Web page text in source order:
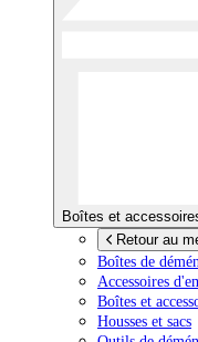
Boîtes et
Retour au
Boîtes de
Accessoires
Boîtes et
Housses et sacs